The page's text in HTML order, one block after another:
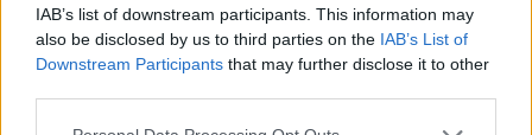
IAB’s list of downstream participants. This information may
also be disclosed by us to third parties on the IAB’s List of
Downstream Participants that may further disclose it to other